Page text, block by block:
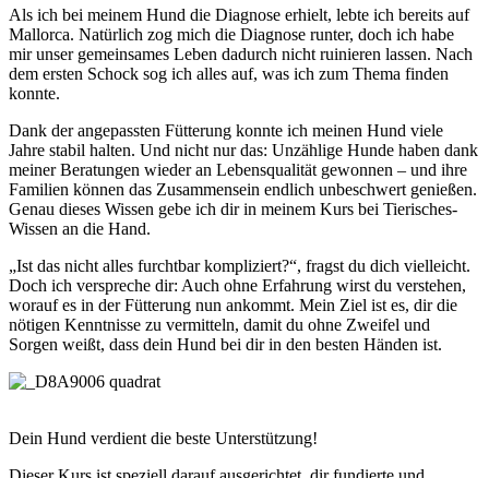
Als ich bei meinem Hund die Diagnose erhielt, lebte ich bereits auf
Mallorca. Natürlich zog mich die Diagnose runter, doch ich habe
mir unser gemeinsames Leben dadurch nicht ruinieren lassen. Nach
dem ersten Schock sog ich alles auf, was ich zum Thema finden
konnte.
Dank der angepassten Fütterung konnte ich meinen Hund viele
Jahre stabil halten. Und nicht nur das: Unzählige Hunde haben dank
meiner Beratungen wieder an Lebensqualität gewonnen – und ihre
Familien können das Zusammensein endlich unbeschwert genießen.
Genau dieses Wissen gebe ich dir in meinem Kurs bei Tierisches-
Wissen an die Hand.
„Ist das nicht alles furchtbar kompliziert?“, fragst du dich vielleicht.
Doch ich verspreche dir: Auch ohne Erfahrung wirst du verstehen,
worauf es in der Fütterung nun ankommt. Mein Ziel ist es, dir die
nötigen Kenntnisse zu vermitteln, damit du ohne Zweifel und
Sorgen weißt, dass dein Hund bei dir in den besten Händen ist.
Dein Hund verdient die beste Unterstützung!